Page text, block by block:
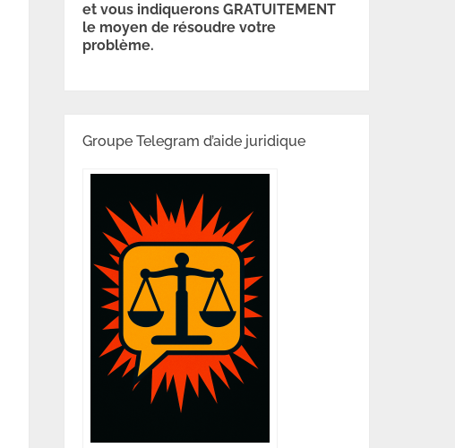
et vous indiquerons GRATUITEMENT
le moyen de résoudre votre
problème.
Groupe Telegram d’aide juridique